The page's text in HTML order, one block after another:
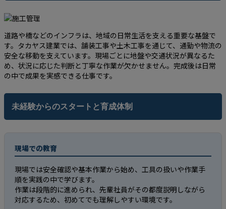
道路や橋などのインフラは、地域の日常生活を支える重要な基盤で
す。タカヤス建業では、舗装工事や土木工事を通じて、通勤や物流の
安全な移動を支えています。現場ごとに地盤や交通状況が異なるた
め、状況に応じた判断と丁寧な作業が欠かせません。完成後は日常
の中で成果を実感できる仕事です。
未経験からのスタートと育成体制
現場での教育
現場では安全確認や基本作業から始め、工具の扱いや作業手
順を実践の中で学びます。
作業は段階的に進められ、先輩社員がその都度説明しながら
対応するため、初めてでも理解しやすい環境です。